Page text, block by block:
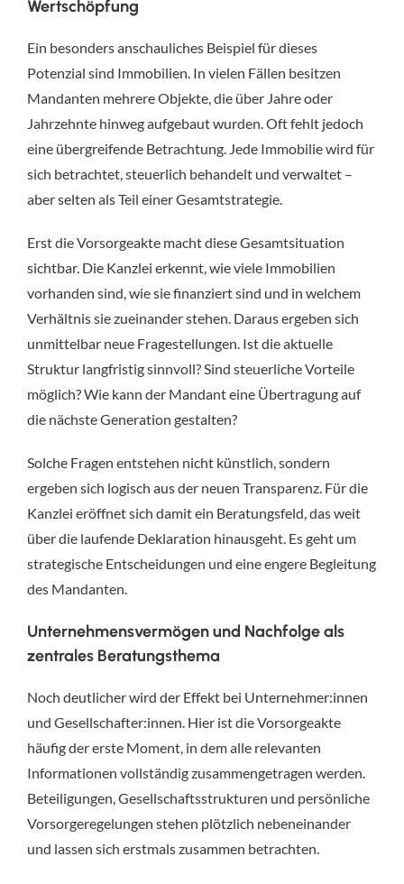
Wertschöpfung
Ein besonders anschauliches Beispiel für dieses
Potenzial sind Immobilien. In vielen Fällen besitzen
Mandanten mehrere Objekte, die über Jahre oder
Jahrzehnte hinweg aufgebaut wurden. Oft fehlt jedoch
eine übergreifende Betrachtung. Jede Immobilie wird für
sich betrachtet, steuerlich behandelt und verwaltet –
aber selten als Teil einer Gesamtstrategie.
Erst die Vorsorgeakte macht diese Gesamtsituation
sichtbar. Die Kanzlei erkennt, wie viele Immobilien
vorhanden sind, wie sie finanziert sind und in welchem
Verhältnis sie zueinander stehen. Daraus ergeben sich
unmittelbar neue Fragestellungen. Ist die aktuelle
Struktur langfristig sinnvoll? Sind steuerliche Vorteile
möglich? Wie kann der Mandant eine Übertragung auf
die nächste Generation gestalten?
Solche Fragen entstehen nicht künstlich, sondern
ergeben sich logisch aus der neuen Transparenz. Für die
Kanzlei eröffnet sich damit ein Beratungsfeld, das weit
über die laufende Deklaration hinausgeht. Es geht um
strategische Entscheidungen und eine engere Begleitung
des Mandanten.
Unternehmensvermögen und Nachfolge als
zentrales Beratungsthema
Noch deutlicher wird der Effekt bei Unternehmer:innen
und Gesellschafter:innen. Hier ist die Vorsorgeakte
häufig der erste Moment, in dem alle relevanten
Informationen vollständig zusammengetragen werden.
Beteiligungen, Gesellschaftsstrukturen und persönliche
Vorsorgeregelungen stehen plötzlich nebeneinander
und lassen sich erstmals zusammen betrachten.